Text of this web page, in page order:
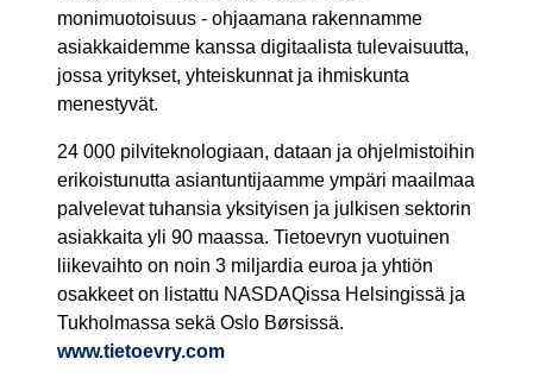
monimuotoisuus - ohjaamana rakennamme
asiakkaidemme kanssa digitaalista tulevaisuutta,
jossa yritykset, yhteiskunnat ja ihmiskunta
menestyvät.
24 000 pilviteknologiaan, dataan ja ohjelmistoihin
erikoistunutta asiantuntijaamme ympäri maailmaa
palvelevat tuhansia yksityisen ja julkisen sektorin
asiakkaita yli 90 maassa. Tietoevryn vuotuinen
liikevaihto on noin 3 miljardia euroa ja yhtiön
osakkeet on listattu NASDAQissa Helsingissä ja
Tukholmassa sekä Oslo Børsissä.
www.tietoevry.com